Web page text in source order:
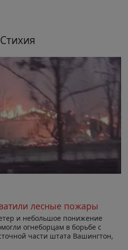
Стихия
лесные пожары
и небольшое понижение
огнеборцам в борьбе с
части штата Вашингтон,